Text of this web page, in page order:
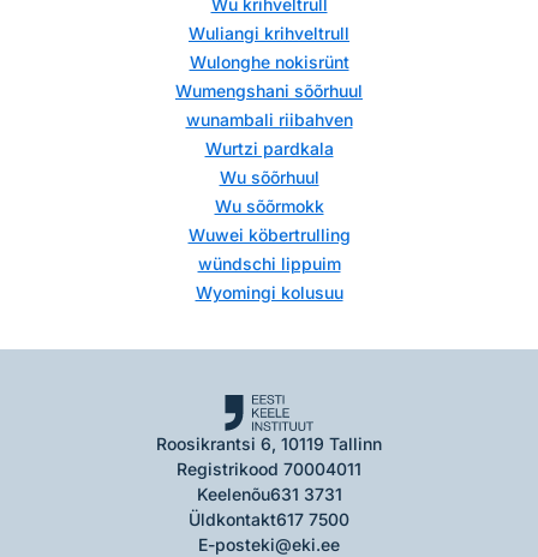
Wu krihveltrull
Wuliangi krihveltrull
Wulonghe nokisrünt
Wumengshani sõõrhuul
wunambali riibahven
Wurtzi pardkala
Wu sõõrhuul
Wu sõõrmokk
Wuwei köbertrulling
wündschi lippuim
Wyomingi kolusuu
Roosikrantsi 6, 10119 Tallinn
Registrikood 70004011
Keelenõu631 3731
Üldkontakt617 7500
E-posteki@eki.ee